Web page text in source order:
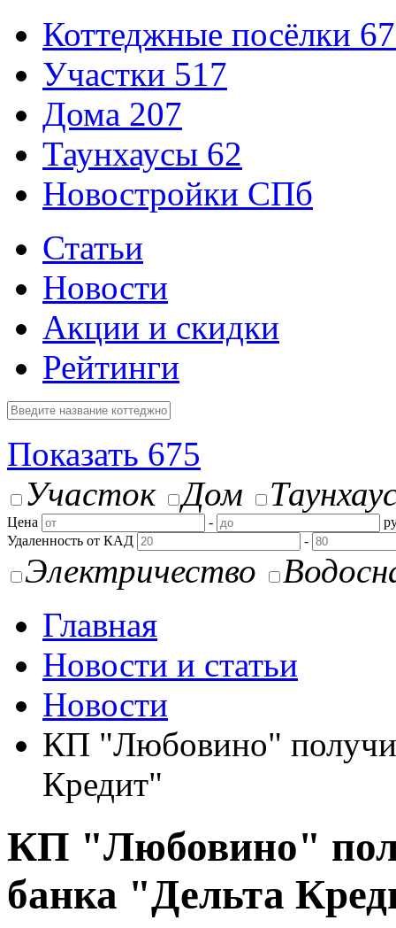
Коттеджные посёлки
Участки 517
Дома 207
Таунхаусы 62
Новостройки СПб
Статьи
Новости
Акции и скидки
Рейтинги
Показать 675
Участок
Дом
Цена -
Удаленность от КАД
-
Электричество
Главная
Новости и статьи
Новости
КП "Любовино"
Кредит"
КП "Любовино"
банка "Дельта